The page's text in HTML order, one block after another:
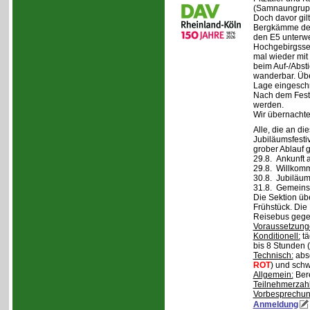
Doch davor
Bergkämme
den E5
mal wieder
beim Auf-/
wanderbar.
Lage
Nach dem
werden.
Wir
Alle, die an
grober Ablauf
29.8. Ankunft
29.8.
30.8.
31.8.
Die Sektion
Frühstück.
Reisebus
Konditionell:
bis 8 Stunden
Technisch:
ROT) und
Allgemein:
Anmeldung